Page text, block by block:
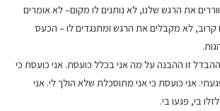
את הרגש שלנו, לא נותנים לו מקום– לא אומרים
לא מקבלים את הרגש ומתנגדים לו – הכעס
זו ההבנה על מה אני בכלל כועסת. אני כועסת כי
אני כועסת כי אני מתוסכלת שלא הולך לי. אני
בי, פגעו בי.